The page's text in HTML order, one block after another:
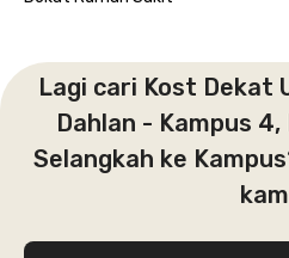
Lagi cari Kost Dekat
Dahlan - Kampus
Selangkah ke